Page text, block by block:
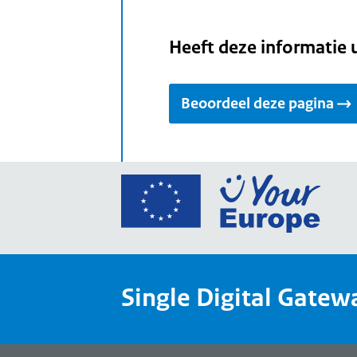
Heeft deze informatie
Beoordeel deze pagina
Ga
Your
een
Single Digital